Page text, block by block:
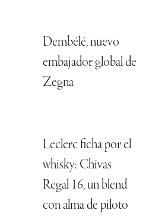
Dembélé, nuevo
embajador global de
Zegna
Leclerc ficha por el
whisky: Chivas
Regal 16, un blend
con alma de piloto